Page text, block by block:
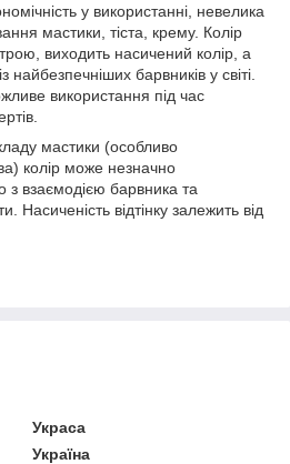
у використанні, невелика
мастики, тіста, крему. Колір
виходить насичений колір, а
барвників у світі.
використання під час
мастики (особливо
колір може незначно
з взаємодією барвника та
Насиченість відтінку залежить від
Украса
Україна